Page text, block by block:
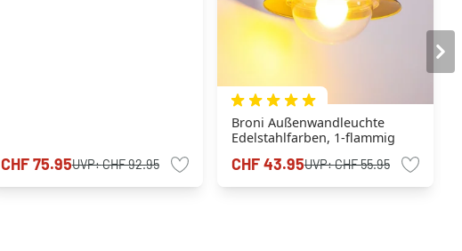
CHF 75.95UVP:CHF 92.95
Broni Außenwandleuchte
Edelstahlfarben, 1-flammig
CHF 43.95UVP:CHF 55.95